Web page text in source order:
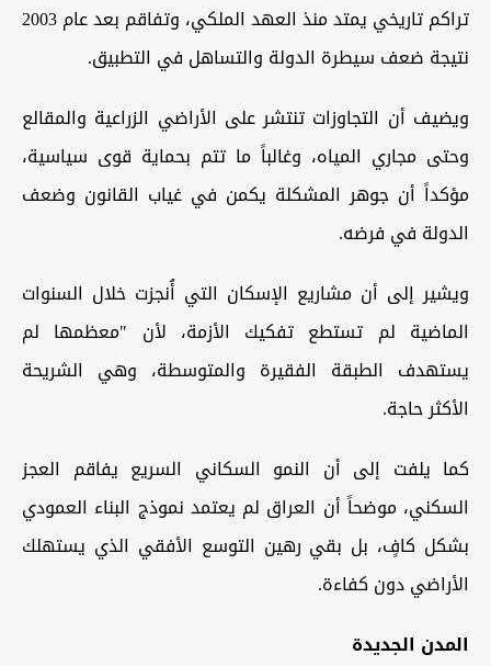
تراكم تاريخي يمتد منذ العهد الملكي، وتفاقم بعد عام 2003
نتيجة ضعف سيطرة الدولة والتساهل في التطبيق.
ويضيف أن التجاوزات تنتشر على الأراضي الزراعية والمقالع
وحتى مجاري المياه، وغالباً ما تتم بحماية قوى سياسية،
مؤكداً أن جوهر المشكلة يكمن في غياب القانون وضعف
الدولة في فرضه.
ويشير إلى أن مشاريع الإسكان التي أُنجزت خلال السنوات
الماضية لم تستطع تفكيك الأزمة، لأن "معظمها لم
يستهدف الطبقة الفقيرة والمتوسطة، وهي الشريحة
الأكثر حاجة.
كما يلفت إلى أن النمو السكاني السريع يفاقم العجز
السكني، موضحاً أن العراق لم يعتمد نموذج البناء العمودي
بشكل كافٍ، بل بقي رهين التوسع الأفقي الذي يستهلك
الأراضي دون كفاءة.
المدن الجديدة